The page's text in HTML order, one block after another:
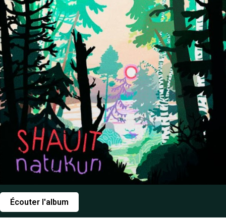
Écouter l'album